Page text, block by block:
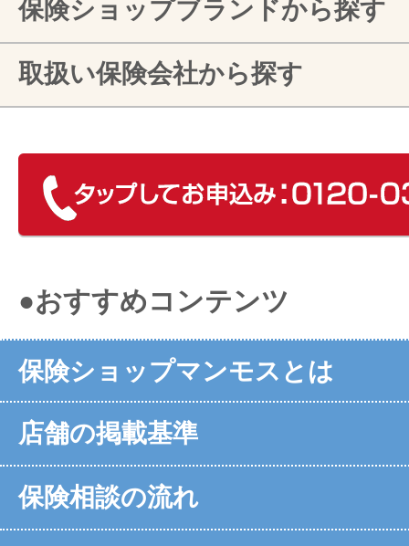
保険ショップブランドから探す
取扱い保険会社から探す
●おすすめコンテンツ
保険ショップマンモスとは
店舗の掲載基準
保険相談の流れ